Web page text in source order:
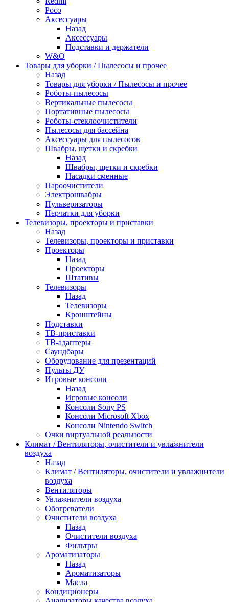
Poco
Аксессуары
Назад
Аксессуары
Подставки и держатели
W&O
Товары для уборки / Пылесосы и прочее
Назад
Товары для уборки / Пылесосы и прочее
Роботы-пылесосы
Вертикальные пылесосы
Портативные пылесосы
Роботы-стеклоочистители
Пылесосы для бассейна
Аксессуары для пылесосов
Швабры, щетки и скребки
Назад
Швабры, щетки и скребки
Насадки сменные
Пароочистители
Электрошвабры
Пульверизаторы
Перчатки для уборки
Телевизоры, проекторы и приставки
Назад
Телевизоры, проекторы и приставки
Проекторы
Назад
Проекторы
Штативы
Телевизоры
Назад
Телевизоры
Кронштейны
Подставки
ТВ-приставки
ТВ-адаптеры
Саундбары
Оборудование для презентаций
Пульты ДУ
Игровые консоли
Назад
Игровые консоли
Консоли Sony PS
Консоли Microsoft Xbox
Консоли Nintendo Switch
Очки виртуальной реальности
Климат / Вентиляторы, очистители и увлажнители
воздуха
Назад
Климат / Вентиляторы, очистители и увлажнители
воздуха
Вентиляторы
Увлажнители воздуха
Обогреватели
Очистители воздуха
Назад
Очистители воздуха
Фильтры
Ароматизаторы
Назад
Ароматизаторы
Масла
Кондиционеры